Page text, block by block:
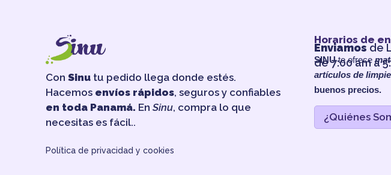
ConSinu tu pedido llega donde estés.
Hacemos envíos rápidos, seguros y confiables
en toda Panamá. EnSinu, compra lo que
necesitas es fácil..
Política de privacidad y cookies
Horarios de
Enviamos de
de 7:00 am a
SINUte ofrece
artículos de
buenos precios.
¿Quiénes